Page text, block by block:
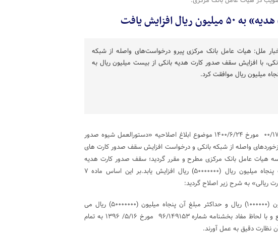
افزایش یافت
ملل: هیات عامل بانک مرکزی پیرو درخواست‌های واصله از شبکه
با افزایش سقف صدور کارت هدیه بانکی از بیست میلیون ریال به
میلیون ریال موافقت کرد.
به گزارش اخبار ملل ، پیرو بخشنامه ۰۰/۱۷۷۷۰۷ مورخ ۱۴۰۰/۶/۲۴ موضوع ابلاغ اصلاحیه «دستورالعمل شیوه صدور
واصله از شبکه بانکی و درخواست افزایش سقف صدور کارت های
هیات عامل بانک مرکزی مطرح و مقرر گردید؛ سقف صدور کارت هدیه
بانکی از بیست میلیون ریال (۲۰۰۰۰۰۰۰) به پنجاه میلیون ریال (۵۰۰۰۰۰۰۰) ریال افزایش یابد.بر این اساس ماده ۷
ریالی» به شرح زیر اصلاح گردید:
«ماده۷- حداقل مبلغ کارت هدیه، یک میلیون (۱۰۰۰۰۰۰) ریال و حداکثر مبلغ آن پنجاه میلیون (۵۰۰۰۰۰۰۰) ریال می
باشد.بانک ها موظفند مراتب را به قید تسریع و با لحاظ مفاد بخشنامه شماره ۹۶/۱۴۹۱۵۳ مورخ ۵/۱۶/ ۱۳۹۶ به تمام
نظارت دقیق به عمل آورند.